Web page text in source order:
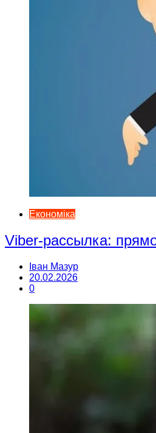
Економіка
Viber-рассылка:
Іван Мазур
20.02.2026
0